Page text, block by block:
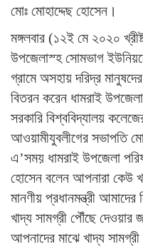
মোঃ মোহাদ্দেছ হোসেন।
মঙ্গলবার (১২ই মে ২০২০
উপজেলাস্হ সোমভাগ
গ্রামে অসহায় দরিদ্র
বিতরন করেন ধামরাই
সরকারি বিশ্ববিদ্যালয়
আওয়ামীযুবলীগের সভাপতি
এ’সময় ধামরাই উপজেলা
হোসেন বলেন আপনারা কেউ
মানণীয় প্রধানমন্ত্রী আমাদের
খাদ্য সামগ্রী পৌঁছে দেওয়ার
আপনাদের মাঝে খাদ্য